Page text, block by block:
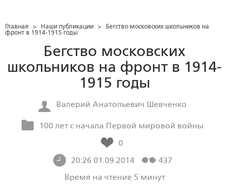
Главная > Наши публикации >
Бегство московских школьников на
фронт в 1914-1915 годы
Бегство московских
школьников на фронт в 1914-
1915 годы
Валерий Анатольевич Шевченко
100 лет с начала Первой мировой войны
0
20:26 01.09.2014
437
Время на чтение 5 минут